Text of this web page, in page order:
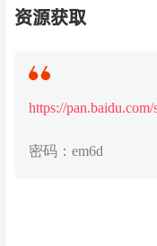
资源获取
https://
密码：em6d